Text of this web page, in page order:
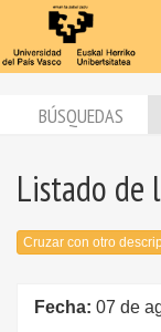
BÚSQUEDAS
Listado de
Cruzar con otro
Fecha: 07 de